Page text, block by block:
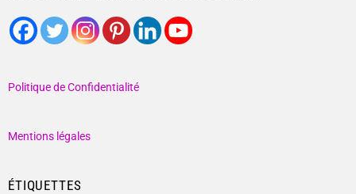
Politique de Confidentialité
Mentions légales
ÉTIQUETTES